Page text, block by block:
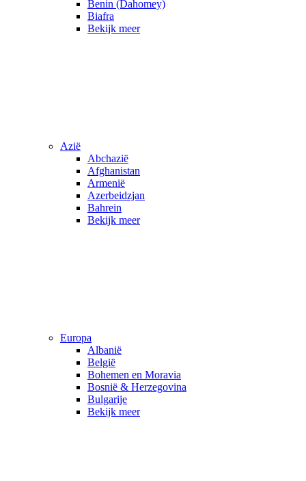
Benin (Dahomey)
Biafra
Bekijk meer
Azië
Abchazië
Afghanistan
Armenië
Azerbeidzjan
Bahrein
Bekijk meer
Europa
Albanië
België
Bohemen en Moravia
Bosnië & Herzegovina
Bulgarije
Bekijk meer